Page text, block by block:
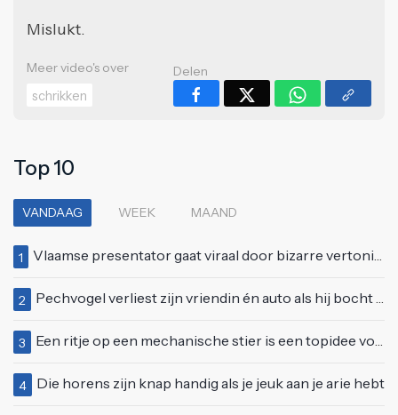
Mislukt.
Meer video's over
schrikken
Delen
Top 10
VANDAAG WEEK MAAND
1 Vlaamse presentator gaat viraal door bizarre vertoning op live televisie: "Helemaal stijf van de bloem"
2 Pechvogel verliest zijn vriendin én auto als hij bocht te scherp neemt
3 Een ritje op een mechanische stier is een topidee voor een eerste date
4 Die horens zijn knap handig als je jeuk aan je arie hebt